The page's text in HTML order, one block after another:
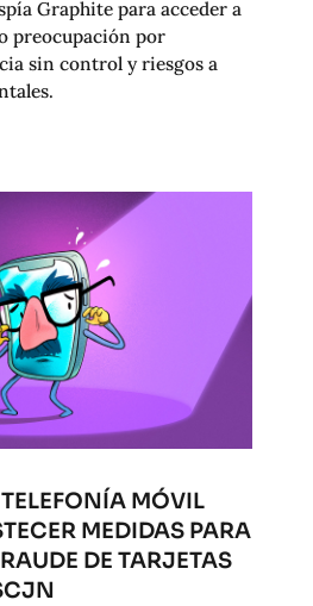
Graphite para acceder a
preocupación por
sin control y riesgos a
MÓVIL
MEDIDAS PARA
DE TARJETAS